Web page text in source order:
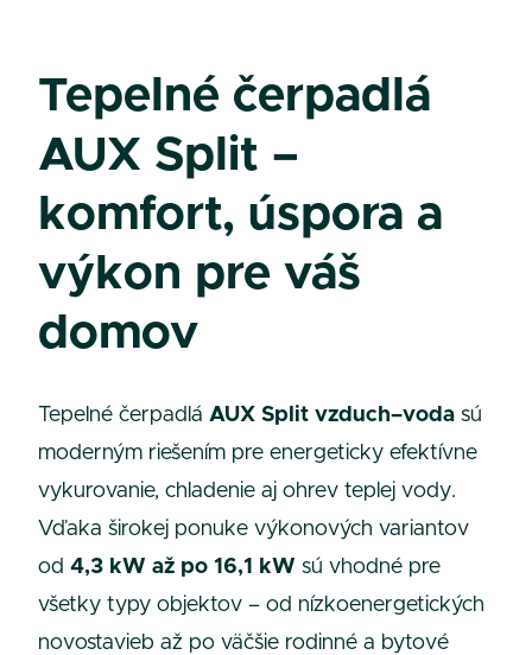
Tepelné čerpadlá
AUX Split –
komfort, úspora a
výkon pre váš
domov
Tepelné čerpadlá AUX Split vzduch–voda sú
moderným riešením pre energeticky efektívne
vykurovanie, chladenie aj ohrev teplej vody.
Vďaka širokej ponuke výkonových variantov
od 4,3 kW až po 16,1 kW sú vhodné pre
všetky typy objektov – od nízkoenergetických
novostavieb až po väčšie rodinné a bytové